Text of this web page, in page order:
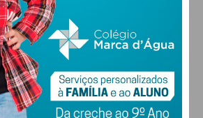
SERVIÇO EM PAÇOS DE